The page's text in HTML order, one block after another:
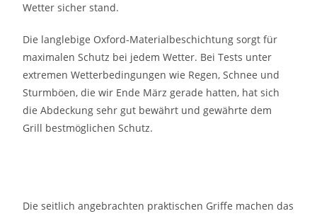
Wetter sicher stand.
Die langlebige Oxford-Materialbeschichtung sorgt für
maximalen Schutz bei jedem Wetter. Bei Tests unter
extremen Wetterbedingungen wie Regen, Schnee und
Sturmböen, die wir Ende März gerade hatten, hat sich
die Abdeckung sehr gut bewährt und gewährte dem
Grill bestmöglichen Schutz.
Die seitlich angebrachten praktischen Griffe machen das